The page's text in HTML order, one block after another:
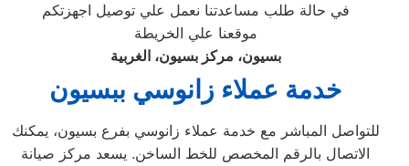
في حالة طلب مساعدتنا نعمل علي توصيل اجهزتكم
موقعنا علي الخريطة
بسيون، مركز بسيون، الغربية
خدمة عملاء زانوسي ببسيون
للتواصل المباشر مع خدمة عملاء زانوسي بفرع بسيون، يمكنك
الاتصال بالرقم المخصص للخط الساخن. يسعد مركز صيانة